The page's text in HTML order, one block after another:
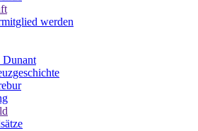
werden